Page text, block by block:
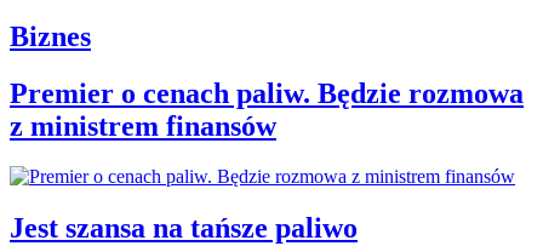
Biznes
Premier o cenach paliw. Będzie rozmowa
z ministrem finansów
Jest szansa na tańsze paliwo